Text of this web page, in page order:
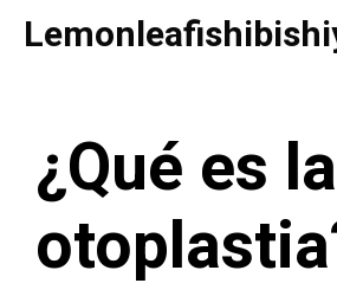
Saltar
¿Qué es la